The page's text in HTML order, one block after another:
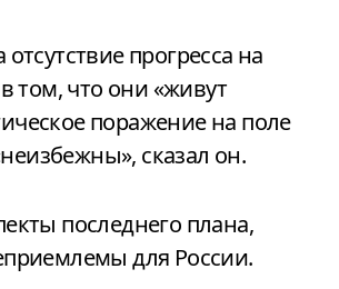
прогресса на
том, что они «живут
поражение на поле
сказал он.
последнего плана,
для России.